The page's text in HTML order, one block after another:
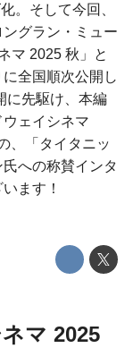
。そして今回、
グラン・ミュー
マ 2025 秋」と
全国順次公開し
に先駆け、本編
ェイシネマ
、「タイタニッ
への称賛インタ
ます！
マ 2025